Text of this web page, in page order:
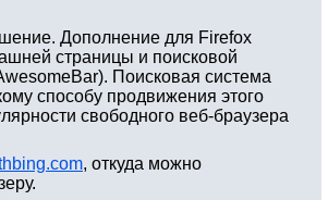
Дополнение для Firefox
страницы и поисковой
Поисковая система
способу продвижения этого
свободного веб-браузера
, откуда можно